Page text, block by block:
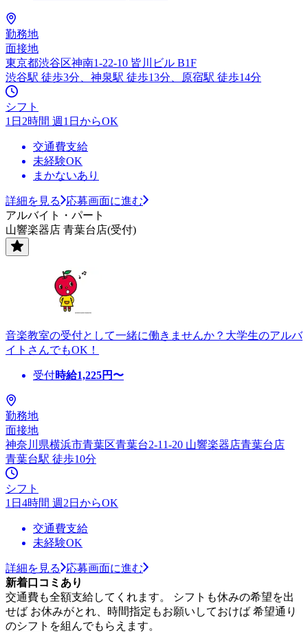
勤務地
面接地
東京都渋谷区神南1-22-10 皆川ビル B1F
渋谷駅 徒歩3分、神泉駅 徒歩13分、原宿駅 徒歩14分
シフト
1日2時間 週1日からOK
交通費支給
未経験OK
まかないあり
詳細を見る
応募画面に進む
アルバイト・パート
山響楽器店 青葉台店(受付)
音楽教室の受付として一緒に働きませんか？大学生のアルバ
イトさんでもOK！
受付時給1,225円〜
勤務地
面接地
神奈川県横浜市青葉区青葉台2-11-20 山響楽器店青葉台店
青葉台駅 徒歩10分
シフト
1日4時間 週2日からOK
交通費支給
未経験OK
詳細を見る
応募画面に進む
新着口コミあり
交通費も全額支給してくれます。 シフトも休みの希望を出
せば お休みがとれ、時間指定もお願いしておけば 希望通り
のシフトを組んでもらえます。